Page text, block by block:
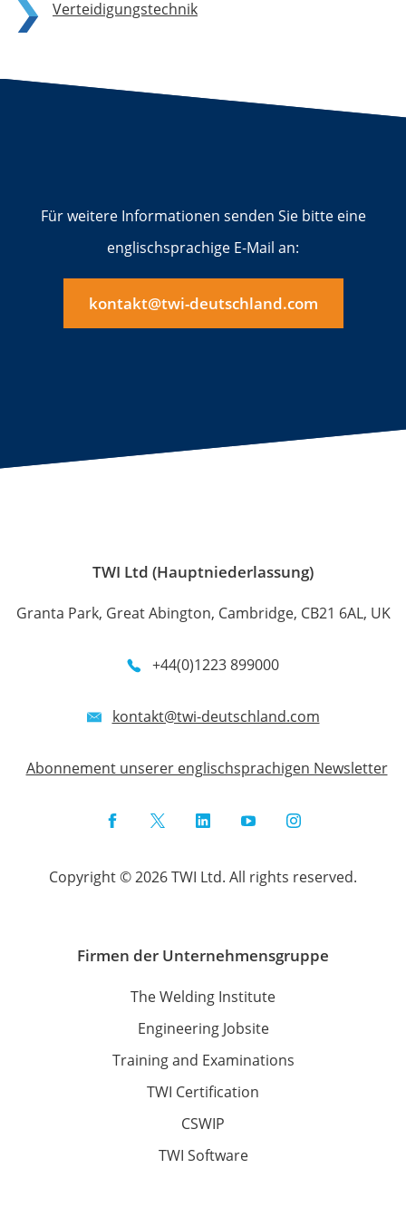
Verteidigungstechnik
Für weitere Informationen senden Sie bitte eine
englischsprachige E-Mail an:
kontakt@twi-deutschland.com
TWI Ltd (Hauptniederlassung)
Granta Park, Great Abington, Cambridge, CB21 6AL, UK
+44(0)1223 899000
kontakt@twi-deutschland.com
Abonnement unserer englischsprachigen Newsletter
FacebookTwitterLinkedInYouTubeInstagram
Copyright © 2026 TWI Ltd. All rights reserved.
Firmen der Unternehmensgruppe
The Welding Institute
Engineering Jobsite
Training and Examinations
TWI Certification
CSWIP
TWI Software